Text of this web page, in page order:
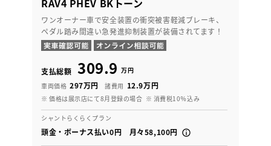
ワンオーナー車で安全装置の衝突被害軽減ブレーキ、
ペダル踏み間違い急発進抑制装置が装備されてます！
支払総額 309.9 万円
車両価格 297万円 諸費用 12.9万円
※ 価格は展示店にて8月登録の場合 ※ 消費税10％込み
シャントらくらくプラン
頭金・ボーナス払い0円 月々58,100円